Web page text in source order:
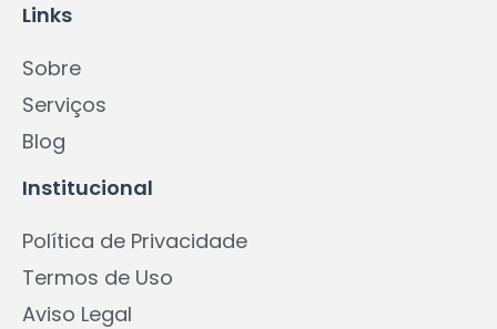
Links
Sobre
Serviços
Blog
Institucional
Política de Privacidade
Termos de Uso
Aviso Legal